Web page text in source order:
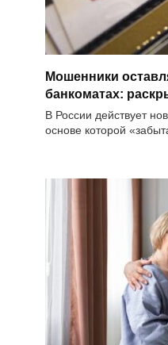
Мошенники
банкоматах:
В России действует
основе которой